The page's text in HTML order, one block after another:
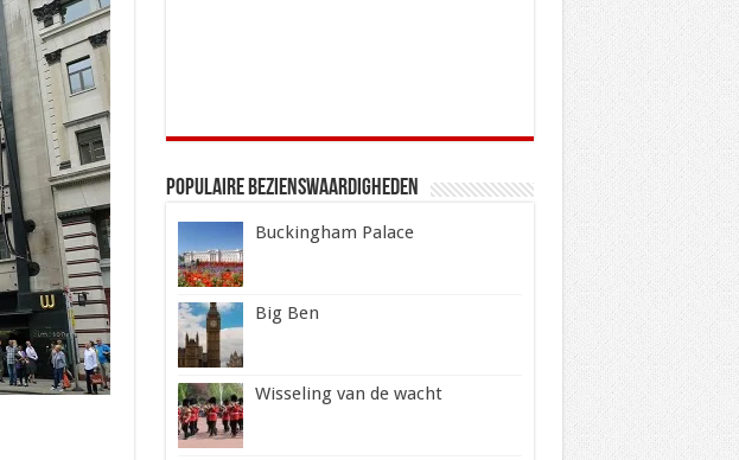
Populaire Bezienswaardigheden
Buckingham Palace
Big Ben
Wisseling van de wacht